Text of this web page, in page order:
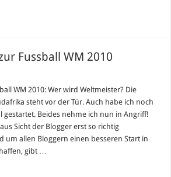
Fussball WM 2010
WM 2010: Wer wird Weltmeister? Die
steht vor der Tür. Auch habe ich noch
gestartet. Beides nehme ich nun in Angriff!
Sicht der Blogger erst so richtig
um allen Bloggern einen besseren Start in
gibt …